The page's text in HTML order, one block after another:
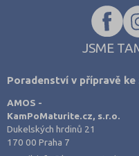
JSME
Poradenství v přípravě ke
AMOS -
KamPoMaturite.cz, s.r.o.
Dukelských hrdinů 21
170 00 Praha 7